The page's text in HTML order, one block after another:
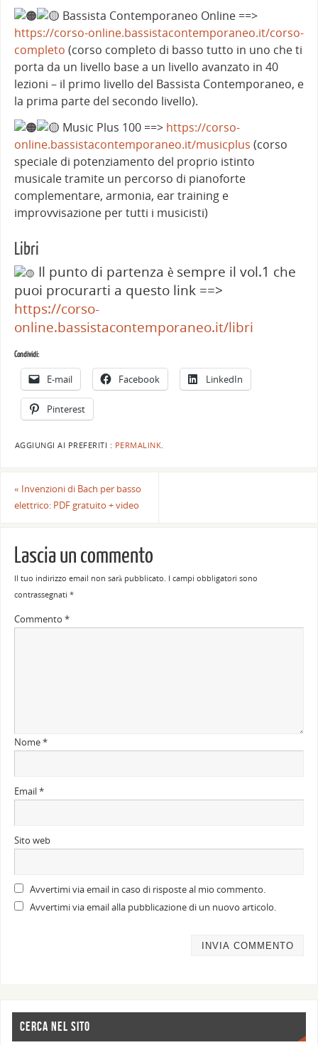
Bassista Contemporaneo Online ==>
https://corso-online.bassistacontemporaneo.it/corso-
completo (corso completo di basso tutto in uno che ti
porta da un livello base a un livello avanzato in 40
lezioni – il primo livello del Bassista Contemporaneo, e
la prima parte del secondo livello).
Music Plus 100 ==> https://corso-
online.bassistacontemporaneo.it/musicplus (corso
speciale di potenziamento del proprio istinto
musicale tramite un percorso di pianoforte
complementare, armonia, ear training e
improvvisazione per tutti i musicisti)
Libri
Il punto di partenza è sempre il vol.1 che
puoi procurarti a questo link ==>
https://corso-
online.bassistacontemporaneo.it/libri
Condividi:
E-mail Facebook LinkedIn
Pinterest
AGGIUNGI AI PREFERITI : PERMALINK.
« Invenzioni di Bach per basso
elettrico: PDF gratuito + video
Lascia un commento
Il tuo indirizzo email non sarà pubblicato. I campi obbligatori sono
contrassegnati *
Commento *
Nome*
Email*
Sito web
Avvertimi via email in caso di risposte al mio commento.
Avvertimi via email alla pubblicazione di un nuovo articolo.
CERCA NEL SITO